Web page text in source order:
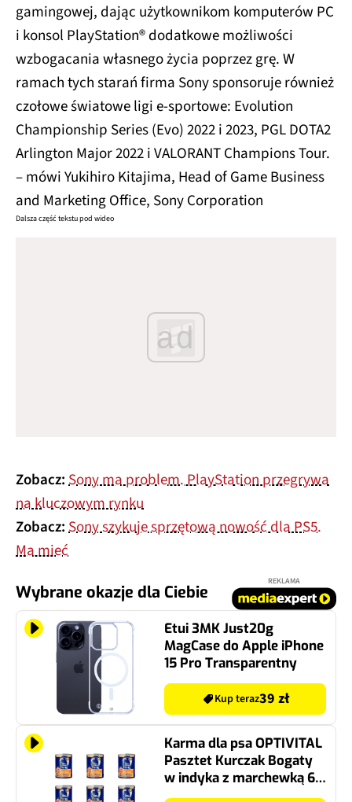
gamingowej, dając użytkownikom komputerów PC
i konsol PlayStation® dodatkowe możliwości
wzbogacania własnego życia poprzez grę. W
ramach tych starań firma Sony sponsoruje również
czołowe światowe ligi e-sportowe: Evolution
Championship Series (Evo) 2022 i 2023, PGL DOTA2
Arlington Major 2022 i VALORANT Champions Tour.
– mówi Yukihiro Kitajima, Head of Game Business
and Marketing Office, Sony Corporation
Dalsza część tekstu pod wideo
ad
Zobacz:Sony ma problem. PlayStation przegrywa
na kluczowym rynku
Zobacz:Sony szykuje sprzętową nowość dla PS5.
Ma mieć
Wybrane okazje dla Ciebie
REKLAMA
Etui 3MK Just20g
MagCase do Apple iPhone
15 Pro Transparentny
Kup teraz39 zł
Karma dla psa OPTIVITAL
Pasztet Kurczak Bogaty
w indyka z marchewką 6 x
400 g